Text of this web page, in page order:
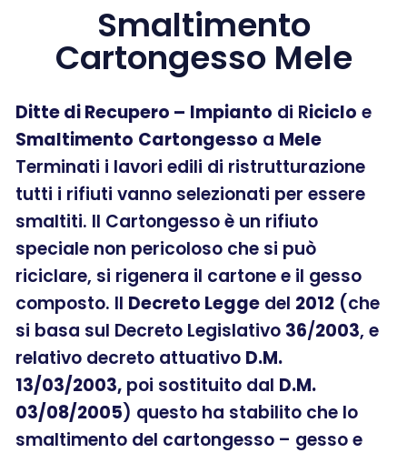
Smaltimento
Cartongesso Mele
Ditte di Recupero – Impianto di Riciclo e
Smaltimento Cartongesso a Mele
Terminati i lavori edili di ristrutturazione
tutti i rifiuti vanno selezionati per essere
smaltiti. Il Cartongesso è un rifiuto
speciale non pericoloso che si può
riciclare, si rigenera il cartone e il gesso
composto. Il Decreto Legge del 2012 (che
si basa sul Decreto Legislativo 36/2003, e
relativo decreto attuativo D.M.
13/03/2003, poi sostituito dal D.M.
03/08/2005) questo ha stabilito che lo
smaltimento del cartongesso – gesso e